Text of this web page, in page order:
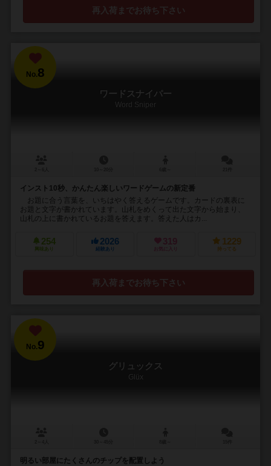
再入荷までお待ち下さい
No.8
ワードスナイパー
Word Sniper
インスト10秒、かんたん楽しいワードゲームの新定番
お題に合う言葉を、いちはやく答えるゲームです。カードの裏表に
お題と文字が書かれています。山札をめくって出た文字から始まり、
山札の上に書かれているお題を答えます。答えた人はカ...
254
興味あり
2026
経験あり
319
お気に入り
1229
持ってる
再入荷までお待ち下さい
No.9
グリュックス
Glüx
明るい部屋にたくさんのチップを配置しよう